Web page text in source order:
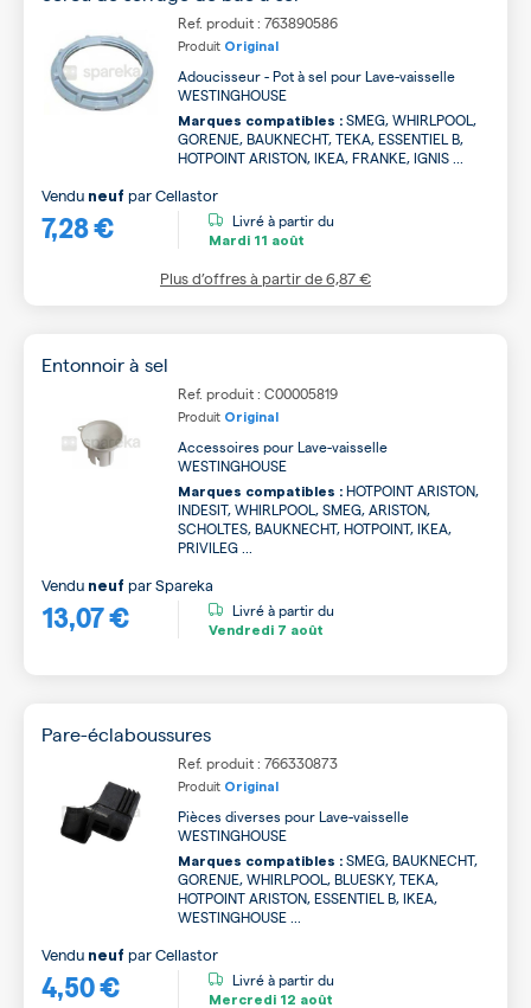
Ref. produit : 763890586
Produit Original
Adoucisseur - Pot à sel pour Lave-vaisselle
WESTINGHOUSE
Marques compatibles : SMEG, WHIRLPOOL,
GORENJE, BAUKNECHT, TEKA, ESSENTIEL B,
HOTPOINT ARISTON, IKEA, FRANKE, IGNIS ...
7,28 €
Vendu neuf parCellastor
Livré à partir du
Mardi 11 août
Plus d’offres à partir de6,87 €
Entonnoir à sel
Ref. produit : C00005819
Produit Original
Accessoires pour Lave-vaisselle
WESTINGHOUSE
Marques compatibles : HOTPOINT ARISTON,
INDESIT, WHIRLPOOL, SMEG, ARISTON,
SCHOLTES, BAUKNECHT, HOTPOINT, IKEA,
PRIVILEG ...
13,07 €
Vendu neuf parSpareka
Livré à partir du
Vendredi 7 août
Pare-éclaboussures
Ref. produit : 766330873
Produit Original
Pièces diverses pour Lave-vaisselle
WESTINGHOUSE
Marques compatibles : SMEG, BAUKNECHT,
GORENJE, WHIRLPOOL, BLUESKY, TEKA,
HOTPOINT ARISTON, ESSENTIEL B, IKEA,
WESTINGHOUSE ...
4,50 €
Vendu neuf parCellastor
Livré à partir du
Mercredi 12 août